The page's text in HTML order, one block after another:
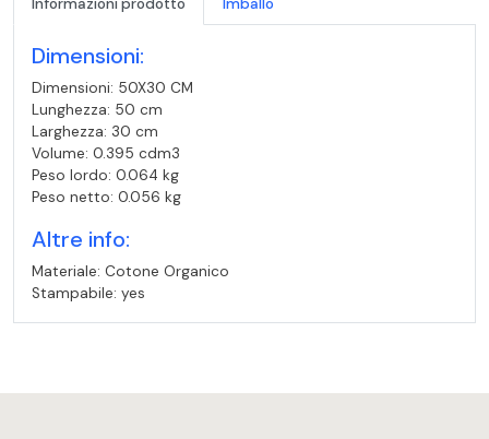
Dimensioni:
Dimensioni: 50X30 CM
Lunghezza: 50 cm
Larghezza: 30 cm
Volume: 0.395 cdm3
Peso lordo: 0.064 kg
Peso netto: 0.056 kg
Altre info:
Materiale: Cotone Organico
Stampabile: yes